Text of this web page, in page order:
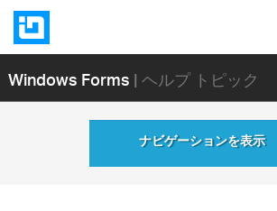
Windows Forms| ヘルプ トピック
ナビゲーションを表示